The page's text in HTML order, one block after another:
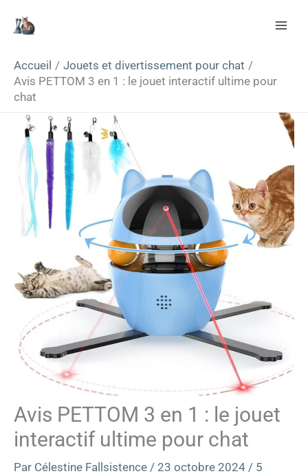
Accueil
Jouets et divertissement pour chat
Avis PETTOM 3 en 1 : le jouet interactif ultime pour
chat
Avis PETTOM 3 en 1 : le jouet
interactif ultime pour chat
Par Célestine Fallsistence / 23 octobre 2024 / 5